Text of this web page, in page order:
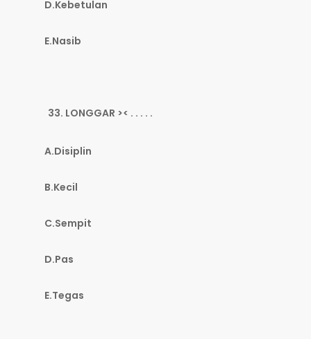
D.Kebetulan
E.Nasib
LONGGAR >< . . . . .
A.Disiplin
B.Kecil
C.Sempit
D.Pas
E.Tegas